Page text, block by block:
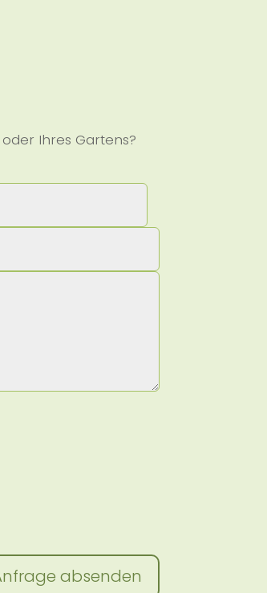
Ihres Gartens?
absenden